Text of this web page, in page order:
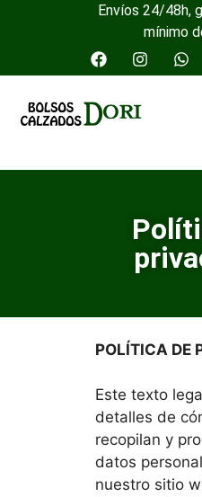
Envíos 24/48h,
mínimo
POLÍTICA DE
Este texto
detalles de
recopilan y
datos
nuestro sitio